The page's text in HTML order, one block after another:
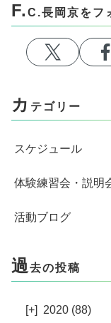
F. C.長岡京をフ
カ テゴリー
スケジュール
体験練習会・説明
活動ブログ
過去の投稿
[+] 2020 (88)